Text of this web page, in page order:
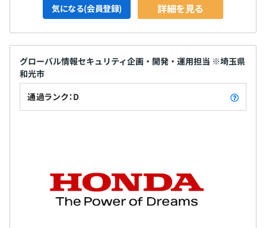
気になる(会員登録) 詳細を見る
グローバル情報セキュリティ企画・開発・運用担当 ※埼玉県
和光市
通過ランク：D